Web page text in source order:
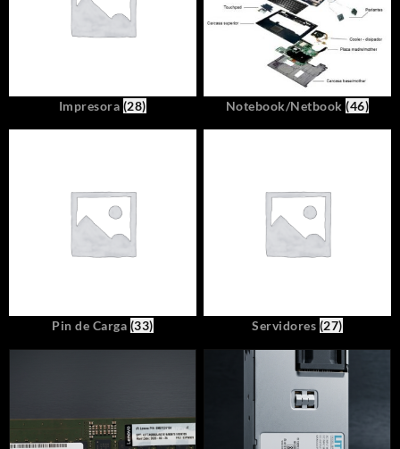
Impresora (28) Notebook/Netbook(46)
Pin de Carga (33) Servidores (27)